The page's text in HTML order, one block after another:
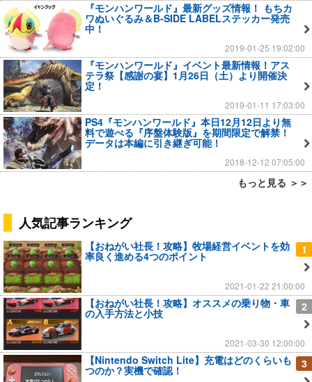
『モンハンワールド』最新グッズ情報！ もちカ
ワぬいぐるみ＆B-SIDE LABELステッカー発売
中！
2019-01-25 19:02:00
『モンハンワールド』イベント最新情報！アス
テラ祭【感謝の宴】1月26日（土）より開催決
定！
2019-01-11 17:03:00
PS4『モンハンワールド』本日12月12日より無
料で遊べる『序盤体験版』を期間限定で解禁！
データは本編に引き継ぎ可能！
2018-12-12 07:05:00
もっと見る ＞＞
人気記事ランキング
1
【おねがい社長！攻略】牧場経営イベントを効
率良く進める4つのポイント
2021-01-22 21:00:00
2
【おねがい社長！攻略】オススメの乗り物・車
の入手方法と小技
2021-03-30 12:00:00
3
【Nintendo Switch Lite】充電はどのくらいも
つのか？実機で確認！